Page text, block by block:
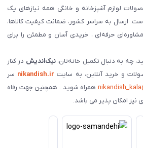
لوازم آشپزخانه و خانگی همه نیازهای یک
ارسال به سراسر کشور، ضمانت کیفیت کالاها،
حرفه‌ای ، خریدی آسان و مطمئن را برای
چه به دنبال تکمیل خانه‌تان،نیک‌اندیش در کنار
و خرید آنلاین، به سایت nikandish.ir سر
همراه شوید . همچنین جهت رفاه
نیز امکان پذیر می باشد.